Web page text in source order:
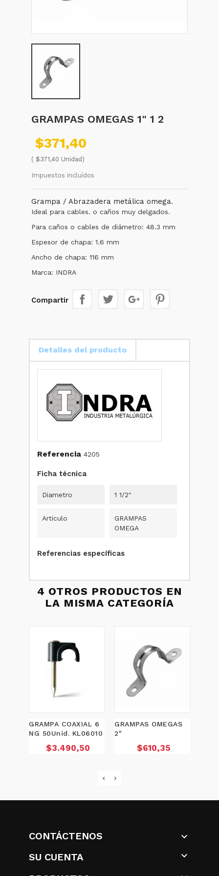
GRAMPAS OMEGAS 1" 1 2
$371,40
( $371,40 Unidad)
Impuestos incluidos
Grampa / Abrazadera metálica omega.
Ideal para cables. o caños muy delgados.
Para caños o cables de diámetro: 48.3 mm
Espesor de chapa: 1.6 mm
Ancho de chapa: 116 mm
Marca: INDRA
Compartir
Detalles del producto
Referencia 4205
Ficha técnica
Diametro 1 1/2"
Articulo
GRAMPAS
OMEGA
Referencias específicas
4 OTROS PRODUCTOS EN
LA MISMA CATEGORÍA
GRAMPA COAXIAL 6
NG 50Unid. KL06010
Precio
$3.490,50
GRAMPAS OMEGAS
2"
Precio
$610,35
CONTÁCTENOS

SU CUENTA
